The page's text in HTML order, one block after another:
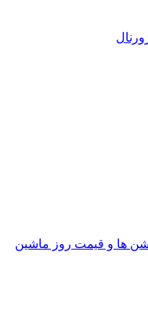
ها و قیمت روز ماشین‌